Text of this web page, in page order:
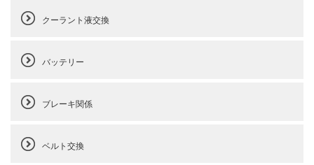
クーラント液交換
バッテリー
ブレーキ関係
ベルト交換